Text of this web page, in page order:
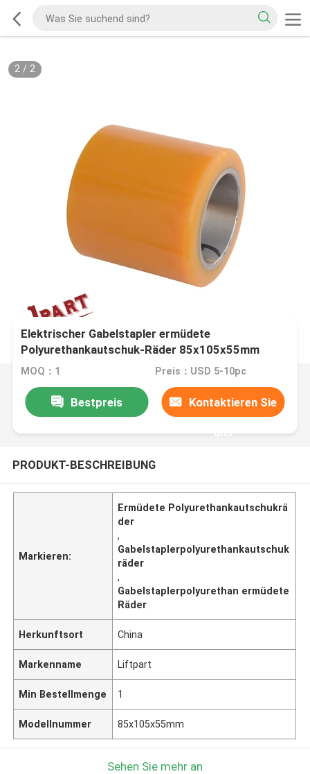
2/ 2
Elektrischer Gabelstapler ermüdete
Polyurethankautschuk-Räder 85x105x55mm
MOQ：1 Preis：USD 5-10pc
Bestpreis Kontaktieren Sie
uns
PRODUKT-BESCHREIBUNG
Markieren:
Ermüdete Polyurethankautschukrä
der
,
Gabelstaplerpolyurethankautschuk
räder
,
Gabelstaplerpolyurethan ermüdete
Räder
Herkunftsort China
Markenname Liftpart
Min Bestellmenge 1
Modellnummer 85x105x55mm
Sehen Sie mehr an